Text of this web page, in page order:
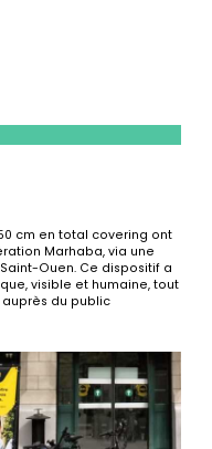
cm en total covering ont
Marhaba, via une
Ouen. Ce dispositif a
visible et humaine, tout
du public